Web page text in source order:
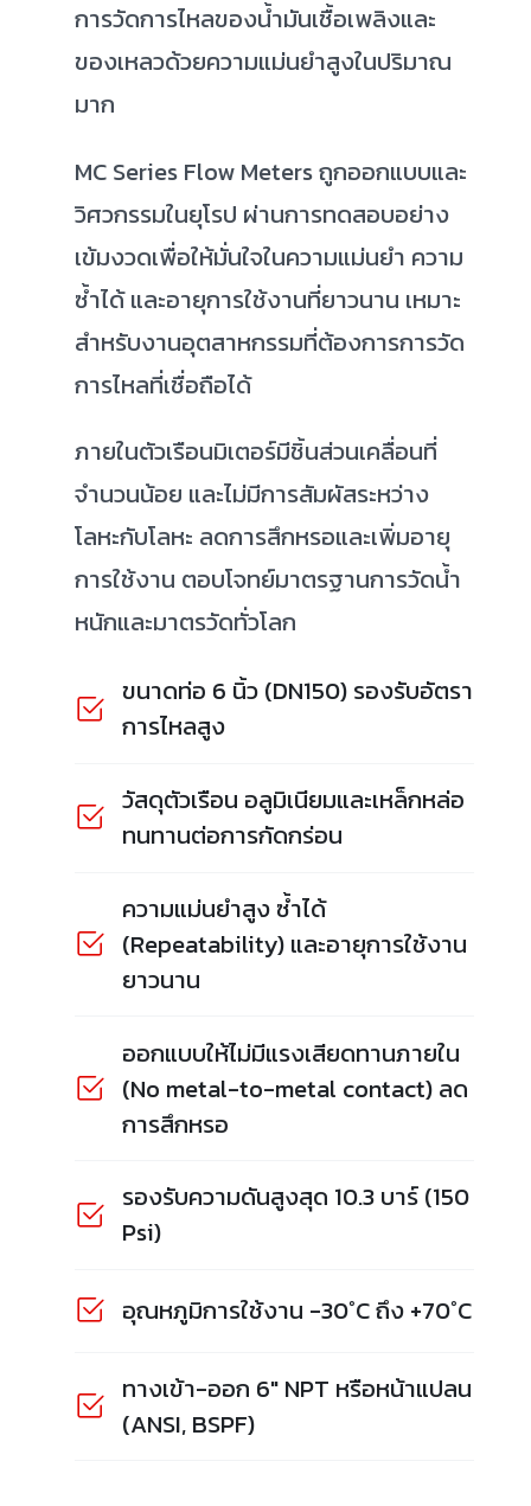
การวัดการไหลของน้ำมันเชื้อเพลิงและ
ของเหลวด้วยความแม่นยำสูงในปริมาณ
มาก
MC Series Flow Meters ถูกออกแบบและ
วิศวกรรมในยุโรป ผ่านการทดสอบอย่าง
เข้มงวดเพื่อให้มั่นใจในความแม่นยำ ความ
ซ้ำได้ และอายุการใช้งานที่ยาวนาน เหมาะ
สำหรับงานอุตสาหกรรมที่ต้องการการวัด
การไหลที่เชื่อถือได้
ภายในตัวเรือนมิเตอร์มีชิ้นส่วนเคลื่อนที่
จำนวนน้อย และไม่มีการสัมผัสระหว่าง
โลหะกับโลหะ ลดการสึกหรอและเพิ่มอายุ
การใช้งาน ตอบโจทย์มาตรฐานการวัดน้ำ
หนักและมาตรวัดทั่วโลก
ขนาดท่อ 6 นิ้ว (DN150) รองรับอัตรา
การไหลสูง
วัสดุตัวเรือน อลูมิเนียมและเหล็กหล่อ
ทนทานต่อการกัดกร่อน
ความแม่นยำสูง ซ้ำได้
(Repeatability) และอายุการใช้งาน
ยาวนาน
ออกแบบให้ไม่มีแรงเสียดทานภายใน
(No metal-to-metal contact) ลด
การสึกหรอ
รองรับความดันสูงสุด 10.3 บาร์ (150
Psi)
อุณหภูมิการใช้งาน -30°C ถึง +70°C
ทางเข้า-ออก 6" NPT หรือหน้าแปลน
(ANSI, BSPF)